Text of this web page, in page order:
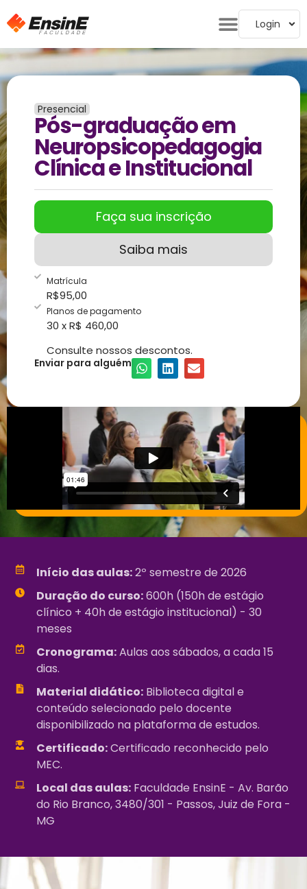
Login
Presencial
Pós-graduação em
Neuropsicopedagogia
Clínica e Institucional
Faça sua inscrição
Saiba mais
Matrícula
R$95,00
Planos de pagamento
30 x R$ 460,00
Consulte nossos descontos.
Enviar para alguém
Início das aulas:2º semestre de 2026
Duração do curso:600h (150h de estágio
clínico + 40h de estágio institucional) - 30
meses
Cronograma:Aulas aos sábados, a cada 15
dias.
Material didático:Biblioteca digital e
conteúdo selecionado pelo docente
disponibilizado na plataforma de estudos.
Certificado:Certificado reconhecido pelo
MEC.
Local das aulas:Faculdade EnsinE - Av. Barão
do Rio Branco, 3480/301 - Passos, Juiz de Fora -
MG